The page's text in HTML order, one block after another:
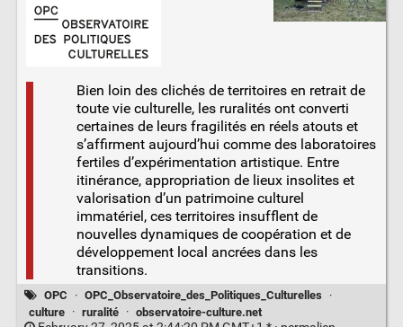
Bien loin des clichés de territoires en retrait de
toute vie culturelle, les ruralités ont converti
certaines de leurs fragilités en réels atouts et
s’affirment aujourd’hui comme des laboratoires
fertiles d’expérimentation artistique. Entre
itinérance, appropriation de lieux insolites et
valorisation d’un patrimoine culturel
immatériel, ces territoires insufflent de
nouvelles dynamiques de coopération et de
développement local ancrées dans les
transitions.
OPC · OPC_Observatoire_des_Politiques_Culturelles
·
culture
· ruralité · observatoire-culture.net